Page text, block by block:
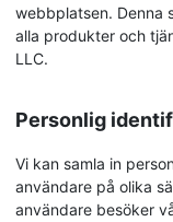
webbplatsen. Denna
alla produkter och
LLC.
Personlig
Vi kan samla in
användare på olika
användare besöker